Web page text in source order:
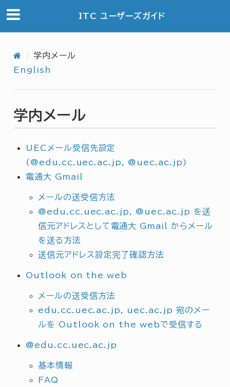
ITC ユーザーズガイド
学内メール
English
学内メール
UECメール受信先設定
(@edu.cc.uec.ac.jp, @uec.ac.jp)
電通大 Gmail
メールの送受信方法
@edu.cc.uec.ac.jp, @uec.ac.jp を送
信元アドレスとして電通大 Gmail からメール
を送る方法
送信元アドレス設定完了確認方法
Outlook on the web
メールの送受信方法
edu.cc.uec.ac.jp, uec.ac.jp 宛のメー
ルを Outlook on the webで受信する
@edu.cc.uec.ac.jp
基本情報
FAQ